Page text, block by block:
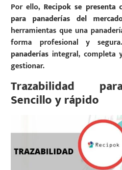
Por ello, Recipok se
para panaderías del
herramientas que una
forma profesional y
panaderías integral, completa
gestionar.
Trazabilidad
Sencillo y rápido